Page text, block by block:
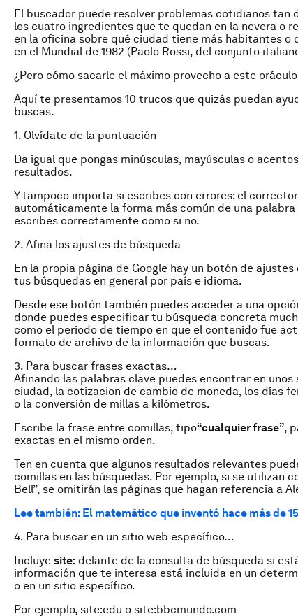
El buscador puede resolver problemas cotidianos tan
los cuatro ingredientes que te quedan en la nevera o
en la oficina sobre qué ciudad tiene más habitantes o
en el Mundial de 1982 (Paolo Rossi, del conjunto
¿Pero cómo sacarle el máximo provecho a este
Aquí te presentamos 10 trucos que quizás puedan
buscas.
1. Olvídate de la puntuación
Da igual que pongas minúsculas, mayúsculas o
resultados.
Y tampoco importa si escribes con errores: el
automáticamente la forma más común de una
escribes correctamente como si no.
2. Afina los ajustes de búsqueda
En la propia página de Google hay un botón de
tus búsquedas en general por país e idioma.
Desde ese botón también puedes acceder a una
donde puedes especificar tu búsqueda concreta
como el periodo de tiempo en que el contenido fue
formato de archivo de la información que buscas.
3. Para buscar frases exactas…
Afinando las palabras clave puedes encontrar en
ciudad, la cotizacion de cambio de moneda, los días
o la conversión de millas a kilómetros.
Escribe la frase entre comillas, tipo“cualquier frase”,
exactas en el mismo orden.
Ten en cuenta que algunos resultados relevantes
comillas en las búsquedas. Por ejemplo, si se utilizan
Bell”, se omitirán las páginas que hagan referencia a
Lee también: El matemático que inventó hace más de
4. Para buscar en un sitio web específico…
Incluye site: delante de la consulta de búsqueda si
información que te interesa está incluida en un
o en un sitio específico.
Por ejemplo, site:edu o site:bbcmundo.com